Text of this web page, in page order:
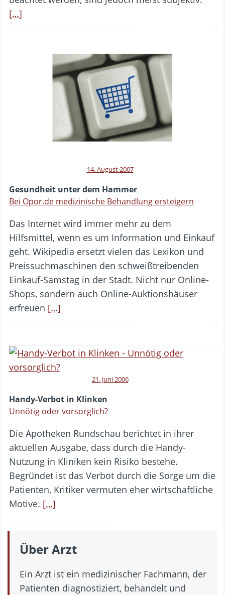
[…]
14. August 2007
Gesundheit unter dem Hammer
Bei Opor.de medizinische Behandlung ersteigern
Das Internet wird immer mehr zu dem
Hilfsmittel, wenn es um Information und Einkauf
geht. Wikipedia ersetzt vielen das Lexikon und
Preissuchmaschinen den schweißtreibenden
Einkauf-Samstag in der Stadt. Nicht nur Online-
Shops, sondern auch Online-Auktionshäuser
erfreuen […]
21. Juni 2006
Handy-Verbot in Klinken
Unnötig oder vorsorglich?
Die Apotheken Rundschau berichtet in ihrer
aktuellen Ausgabe, dass durch die Handy-
Nutzung in Kliniken kein Risiko bestehe.
Begründet ist das Verbot durch die Sorge um die
Patienten, Kritiker vermuten eher wirtschaftliche
Motive. […]
Über Arzt
Ein Arzt ist ein medizinischer Fachmann, der
Patienten diagnostiziert, behandelt und